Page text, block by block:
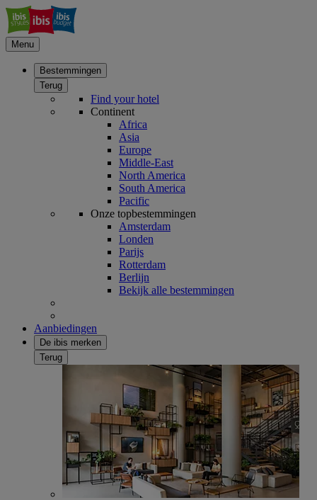
Menu
Bestemmingen
Terug
Find your hotel
Continent
Africa
Asia
Europe
Middle-East
North America
South America
Pacific
Onze topbestemmingen
Amsterdam
Londen
Parijs
Rotterdam
Berlijn
Bekijk alle bestemmingen
Aanbiedingen
De ibis merken
Terug